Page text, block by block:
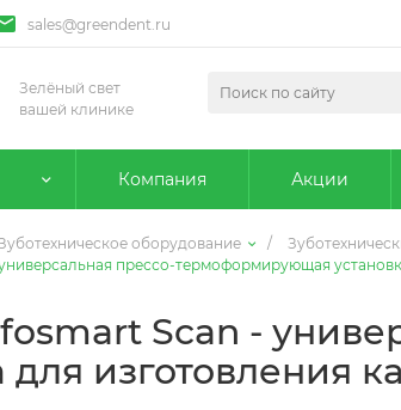
sales@greendent.ru
Зелёный свет
вашей клинике
Компания Акции
оборудование /
прессо-термоформирующая
Scan -
для изготовления